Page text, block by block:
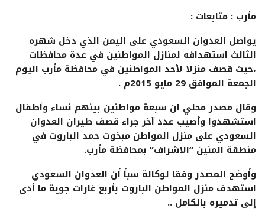
مأرب : متابعات :
يواصل العدوان السعودي على اليمن الذي دخل شهره
الثالث استهدافه لمنازل المواطنين في عدة محافظات
،حيث قصف منزلا لأحد المواطنين في محافظة مأرب اليوم
الجمعة الموافق 29 مايو 2015م .
وقال مصدر محلي ان سبعة مواطنين بينهم نساء وأطفال
استشهدوا وأصيب عدد آخر جراء قصف طيران العدوان
السعودي على منزل المواطن مبخوت حمد الباروت في
منطقة المنين “الاشراف” بمحافظة مأرب.
وأوضح المصدر وفقا لوكالة سبأ أن العدوان السعودي
استهدف منزل المواطن الباروت بأربع غارات جوية ما أدى
إلى تدميره بالكامل ..